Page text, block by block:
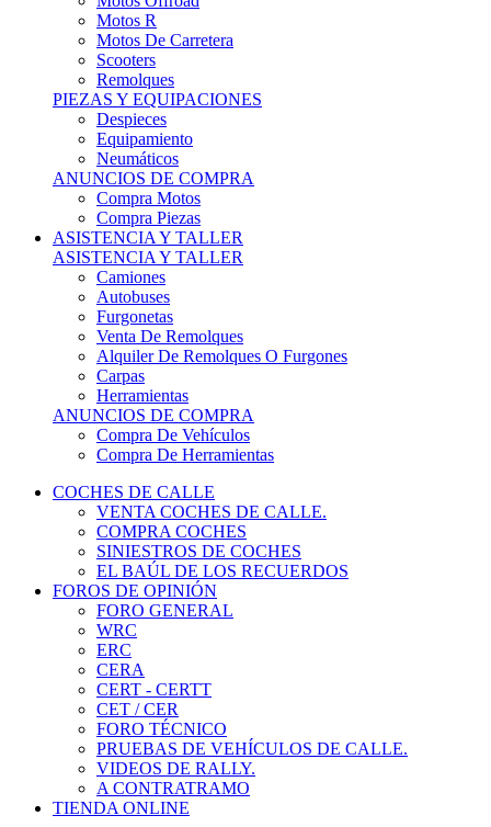
Motos R
Motos De Carretera
Scooters
Remolques
PIEZAS Y EQUIPACIONES
Despieces
Equipamiento
Neumáticos
ANUNCIOS DE COMPRA
Compra Motos
Compra Piezas
ASISTENCIA Y TALLER
ASISTENCIA Y TALLER
Camiones
Autobuses
Furgonetas
Venta De Remolques
Alquiler De Remolques O Furgones
Carpas
Herramientas
ANUNCIOS DE COMPRA
Compra De Vehículos
Compra De Herramientas
COCHES DE CALLE
VENTA COCHES DE CALLE.
COMPRA COCHES
SINIESTROS DE COCHES
EL BAÚL DE LOS RECUERDOS
FOROS DE OPINIÓN
FORO GENERAL
WRC
ERC
CERA
CERT - CERTT
CET / CER
FORO TÉCNICO
PRUEBAS DE VEHÍCULOS DE CALLE.
VIDEOS DE RALLY.
A CONTRATRAMO
TIENDA ONLINE